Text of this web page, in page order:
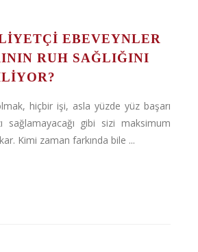
EBEVEYNLER
RUH SAĞLIĞINI
hiçbir işi, asla yüzde yüz başarı
sağlamayacağı gibi sizi maksimum
Kimi zaman farkında bile ...